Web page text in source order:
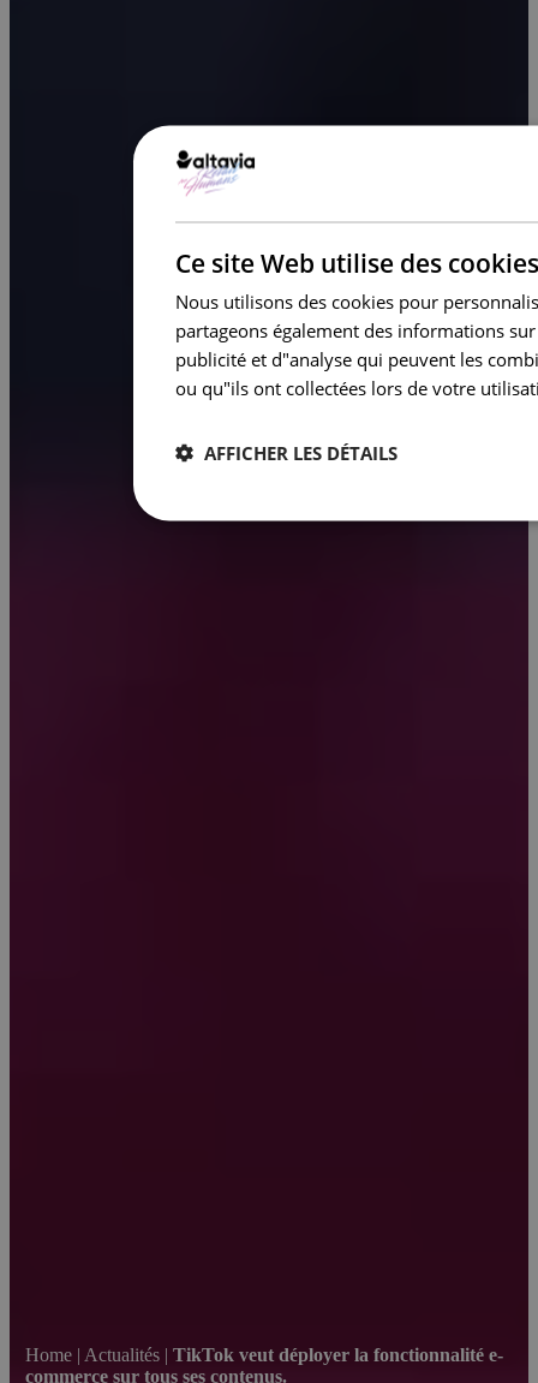
Home | Actualités |TikTok veut déployer la fonctionnalité e-
commerce sur tous ses contenus.
Ce site Web utilise des cookies
Nous utilisons des cookies pour
partageons également des informations
publicité et d"analyse qui peuvent les
ou qu"ils ont collectées lors de votre
AFFICHER LES DÉTAILS